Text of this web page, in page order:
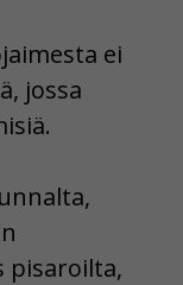
ei
jossa
pisaroilta,